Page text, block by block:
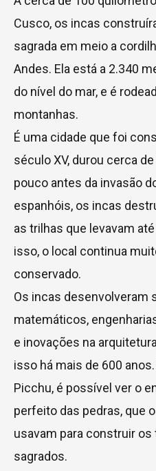
Cusco, os incas
sagrada em meio a
Andes. Ela está a 2.340
do nível do mar, e é
montanhas.
É uma cidade que foi
século XV, durou cerca
pouco antes da invasão
espanhóis, os incas
as trilhas que levavam
isso, o local continua
conservado.
Os incas desenvolveram
matemáticos,
e inovações na
isso há mais de 600
Picchu, é possível ver o
perfeito das pedras, que
usavam para construir
sagrados.